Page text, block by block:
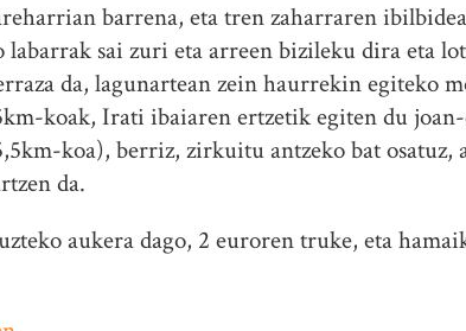
barrena, eta tren zaharraren
sai zuri eta arreen bizileku dira eta
da, lagunartean zein haurrekin egiteko
koak, Irati ibaiaren ertzetik egiten du
koa), berriz, zirkuitu antzeko bat
da.
aukera dago, 2 euroren truke, eta